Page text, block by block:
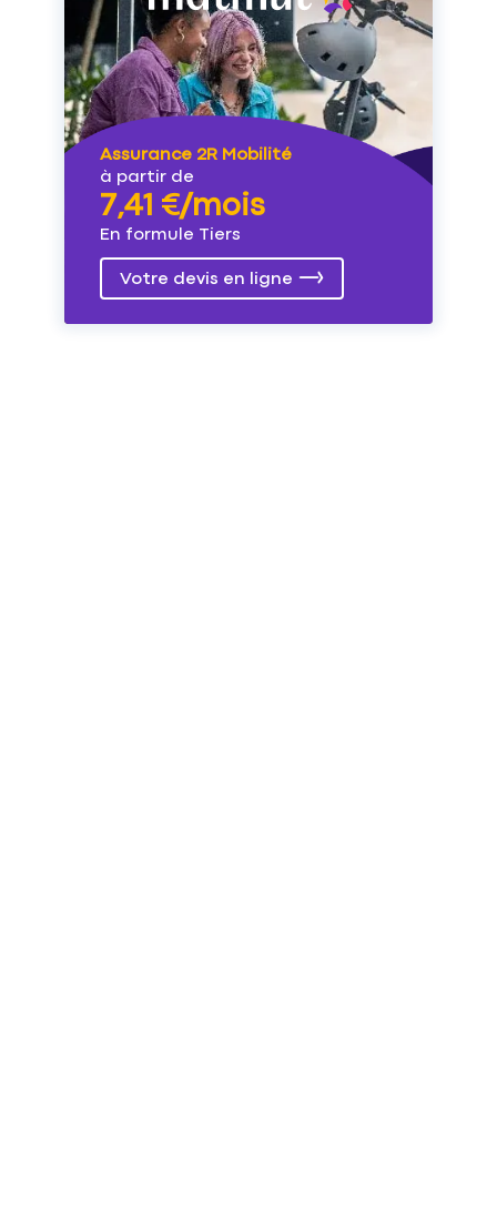
Assurance 2R Mobilité
à partir de
7,41 €/mois
En formule Tiers
Votre devis en ligne